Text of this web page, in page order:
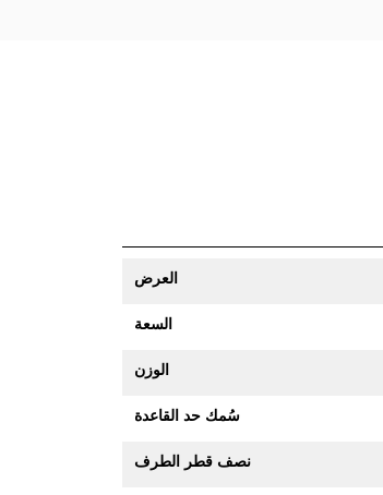
العرض
السعة
الوزن
سُمك حد القاعدة
نصف قطر الطرف